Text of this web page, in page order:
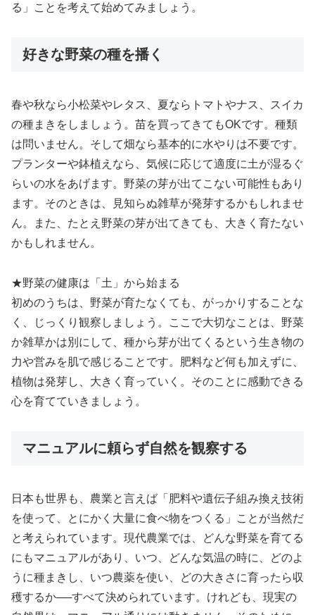
る」ことを考えて始めてみましょう。
好きな野菜の種を播く
春や秋なら小松菜やレタス、夏ならトマトやナス、スイカ
の種まきをしましょう。苗を買ってきてもOKです。種類
は問いません。そして畑なら基本的に水やりは不要です。
プランターや鉢植えなら、気候に応じて適度に土が湿るぐ
らいの水をあげます。野菜の芽が出てこない可能性もあり
ます。そのときは、見知らぬ雑草が発芽するかもしれませ
ん。また、たとえ野菜の芽が出てきても、大きく育たない
かもしれません。
★野菜の健康は「土」から始まる
初めのうちは、野菜が育たなくても、がっかりすることな
く、じっくり観察しましょう。ここで大切なことは、野菜
か雑草かは別にして、種から芽が出てくるという生き物の
力や営みを肌で感じることです。肥料など何も加えずに、
植物は発芽し、大きく育っていく。そのことに感動できる
心を育てていきましょう。
マニュアルに頼らず自然を観察する
日本も世界も、農業と言えば「肥料や遺伝子組み換え技術
を使って、とにかく大量に食べ物をつくる」ことが当然だ
と考えられています。現代農業では、どんな野菜を育てる
にもマニュアルがあり、いつ、どんな気温の時に、どのよ
うに種まきし、いつ農薬を使い、どの大きさに育ったら収
穫するか──すべて決められています。けれども、現実の